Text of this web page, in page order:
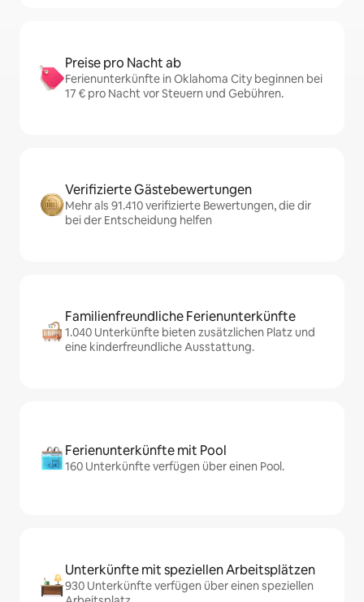
Preise pro Nacht ab
Ferienunterkünfte in Oklahoma City beginnen bei
17 € pro Nacht vor Steuern und Gebühren.
Verifizierte Gästebewertungen
Mehr als 91.410 verifizierte Bewertungen, die dir
bei der Entscheidung helfen
Familienfreundliche Ferienunterkünfte
1.040 Unterkünfte bieten zusätzlichen Platz und
eine kinderfreundliche Ausstattung.
Ferienunterkünfte mit Pool
160 Unterkünfte verfügen über einen Pool.
Unterkünfte mit speziellen Arbeitsplätzen
930 Unterkünfte verfügen über einen speziellen